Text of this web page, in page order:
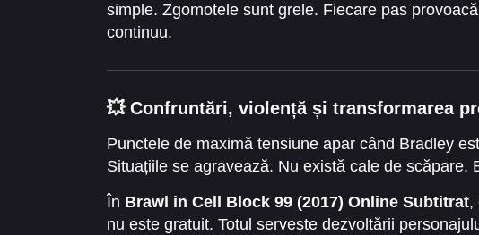
simple. Zgomotele sunt grele. Fiecare pas
continuu.
💥 Confruntări, violență și transformarea
Punctele de maximă tensiune apar când Bradley
Situațiile se agravează. Nu există cale de
În Brawl in Cell Block 99 (2017) Online Subtitrat,
nu este gratuit. Totul servește dezvoltării